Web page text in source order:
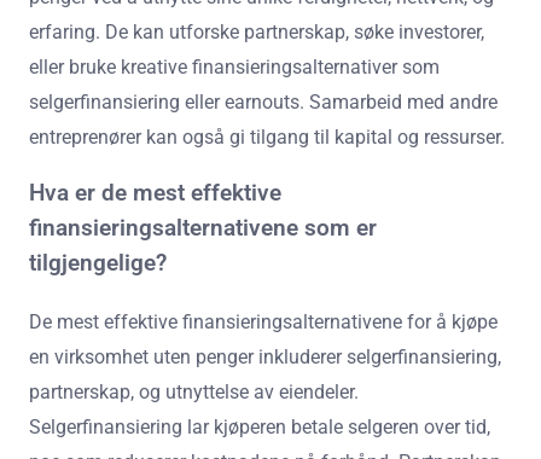
erfaring. De kan utforske partnerskap, søke investorer,
eller bruke kreative finansieringsalternativer som
selgerfinansiering eller earnouts. Samarbeid med andre
entreprenører kan også gi tilgang til kapital og ressurser.
Hva er de mest effektive
finansieringsalternativene som er
tilgjengelige?
De mest effektive finansieringsalternativene for å kjøpe
en virksomhet uten penger inkluderer selgerfinansiering,
partnerskap, og utnyttelse av eiendeler.
Selgerfinansiering lar kjøperen betale selgeren over tid,